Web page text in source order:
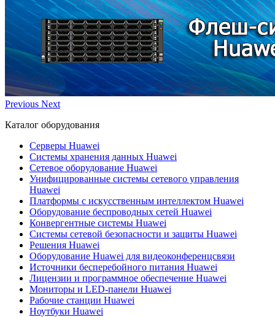
Previous Next
Каталог оборудования
Серверы Huawei
Системы хранения данных Huawei
Сетевое оборудование Huawei
Унифицированные системы сетевого управления
Huawei
Платформы с искусственным интеллектом Huawei
Оборудование беспроводных сетей Huawei
Конвергентные системы Huawei
Системы сетевой безопасности и защиты Huawei
Решения Huawei
Оборудование Huawei для видеоконференцсвязи
Источники бесперебойного питания Huawei
Лицензии и программное обеспечение Huawei
Мониторы и LED-панели Huawei
Рабочие станции Huawei
Ноутбуки Huawei